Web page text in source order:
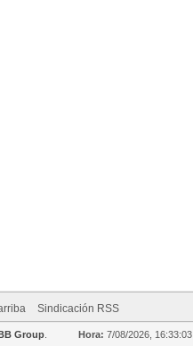
Sindicación RSS
Hora: 7/08/2026, 16:33:03
Group.